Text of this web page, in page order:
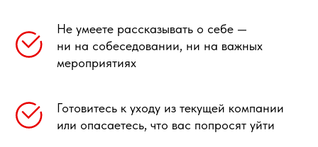
Не умеете рассказывать о себе —
ни на собеседовании, ни на важных
мероприятиях
Готовитесь к уходу из текущей компании
или опасаетесь, что вас попросят уйти